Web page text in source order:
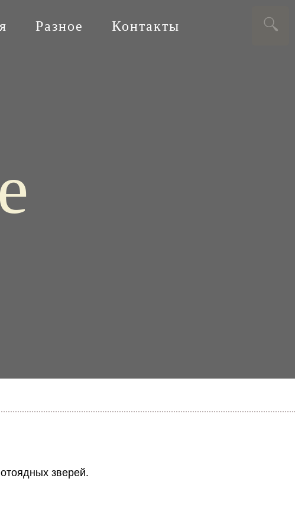
Разное Контакты
зверей.